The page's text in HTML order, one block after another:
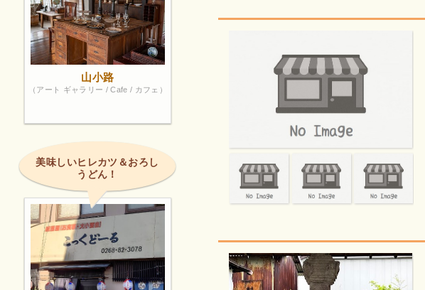
山小路
（アート ギャラリー / Cafe / カフェ）
美味しいヒレカツ＆おろし
うどん！